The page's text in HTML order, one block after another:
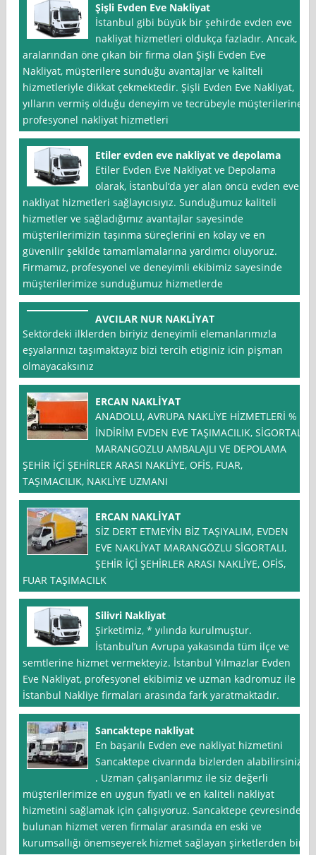
Şişli Evden Eve Nakliyat
İstanbul gibi büyük bir şehirde evden eve
nakliyat hizmetleri oldukça fazladır. Ancak,
aralarından öne çıkan bir firma olan Şişli Evden Eve
Nakliyat, müşterilere sunduğu avantajlar ve kaliteli
hizmetleriyle dikkat çekmektedir. Şişli Evden Eve Nakliyat,
yılların vermiş olduğu deneyim ve tecrübeyle müşterilerine
profesyonel nakliyat hizmetleri
Etiler evden eve nakliyat ve depolama
Etiler Evden Eve Nakliyat ve Depolama
olarak, İstanbul‘da yer alan öncü evden eve
nakliyat hizmetleri sağlayıcısıyız. Sunduğumuz kaliteli
hizmetler ve sağladığımız avantajlar sayesinde
müşterilerimizin taşınma süreçlerini en kolay ve en
güvenilir şekilde tamamlamalarına yardımcı oluyoruz.
Firmamız, profesyonel ve deneyimli ekibimiz sayesinde
müşterilerimize sunduğumuz hizmetlerde
AVCILAR NUR NAKLİYAT
Sektördeki ilklerden biriyiz deneyimli elemanlarımızla
eşyalarınızı taşımaktayız bizi tercih etiginiz icin pişman
olmayacaksınız
ERCAN NAKLİYAT
ANADOLU, AVRUPA NAKLİYE HİZMETLERİ % *
İNDİRİM EVDEN EVE TAŞIMACILIK, SİGORTALI
MARANGOZLU AMBALAJLI VE DEPOLAMA
ŞEHİR İÇİ ŞEHİRLER ARASI NAKLİYE, OFİS, FUAR,
TAŞIMACILIK, NAKLİYE UZMANI
ERCAN NAKLİYAT
SİZ DERT ETMEYİN BİZ TAŞIYALIM, EVDEN
EVE NAKLİYAT MARANGÖZLU SİGORTALI,
ŞEHİR İÇİ ŞEHİRLER ARASI NAKLİYE, OFİS,
FUAR TAŞIMACILK
Silivri Nakliyat
Şirketimiz, * yılında kurulmuştur.
İstanbul’un Avrupa yakasında tüm ilçe ve
semtlerine hizmet vermekteyiz. İstanbul Yılmazlar Evden
Eve Nakliyat, profesyonel ekibimiz ve uzman kadromuz ile
İstanbul Nakliye firmaları arasında fark yaratmaktadır.
Sancaktepe nakliyat
En başarılı Evden eve nakliyat hizmetini
Sancaktepe civarında bizlerden alabilirsiniz
. Uzman çalışanlarımız ile siz değerli
müşterilerimize en uygun fiyatlı ve en kaliteli nakliyat
hizmetini sağlamak için çalışıyoruz. Sancaktepe çevresinde
bulunan hizmet veren firmalar arasında en eski ve
kurumsallığı önemseyerek hizmet sağlayan şirketlerden biri